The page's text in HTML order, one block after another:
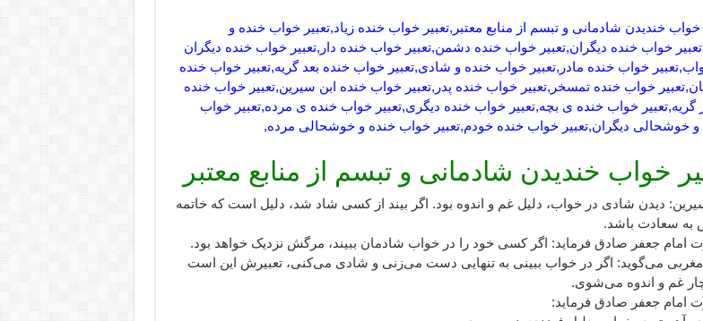
خواب خندیدن شادمانی و تبسم از منابع معتبر,تعبیر خواب خنده زیاد,تعبیر خواب خنده و
خواب خنده دیگران,تعبیر خواب خنده دشمن,تعبیر خواب خنده دار,تعبیر خواب خنده دیگران
خواب خنده مادر,تعبیر خواب خنده و شادی,تعبیر خواب خنده بعد گریه,تعبیر خواب خنده
خواب خنده تمسخر,تعبیر خواب خنده پدر,تعبیر خواب خنده ابن سیرین,تعبیر خواب خنده
گریه,تعبیر خواب خنده ی بچه,تعبیر خواب خنده دیگری,تعبیر خواب خنده ی مرده,تعبیر خواب
و خوشحالی دیگران,تعبیر خواب خنده خودم,تعبیر خواب خنده و خوشحالی مرده,
خواب خندیدن شادمانی و تبسم از منابع معتبر
دیدن شادی در خواب، دلیل غم و اندوه بود. اگر بیند از کسی شاد شد، دلیل است که خاتمه
به سعادت باشد.
امام جعفر صادق فرماید: اگر کسی خود را در خواب شادمان ببیند، مرگش نزدیک خواهد بود.
مغربی می‌گوید: اگر در خواب ببینی به تنهایی دست می‌زنی و شادی می‌کنی، تعبیرش این است
غم و اندوه می‌شوی.
امام جعفر صادق فرماید: